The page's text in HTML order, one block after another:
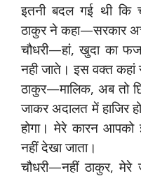
इतनी बदल गई थी कि
ठाकुर ने कहा—सरकार
चौधरी—हां, खुदा का
नही जाते। इस वक्त कहां
ठाकुर—मालिक, अब तो
जाकर अदालत में हाजिर
होगा। मेरे कारन आपको
नहीं देखा जाता।
चौधरी—नहीं ठाकुर,